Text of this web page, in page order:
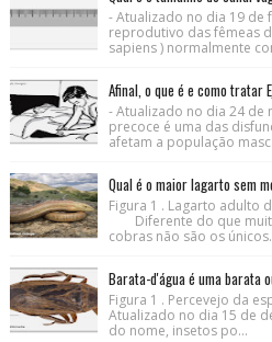
- Atualizado no dia 19
reprodutivo das fêmeas
sapiens ) normalmente
Afinal, o que é e como tratar
- Atualizado no dia 24
precoce é uma das
afetam a população
Qual é o maior lagarto sem
Figura 1 . Lagarto adulto
Diferente do que
cobras não são os
Barata-d'água é uma barata
Figura 1 . Percevejo da
Atualizado no dia 15
do nome, insetos po...